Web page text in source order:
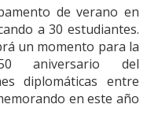
de verano en
a 30 estudiantes.
un momento para la
aniversario del
diplomáticas entre
en este año